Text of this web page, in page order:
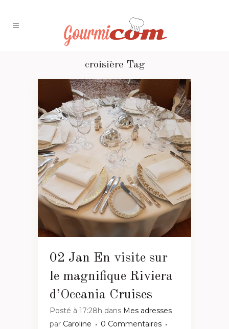
croisière Tag
02 Jan En visite sur
le magnifique Riviera
d’Oceania Cruises
Posté à 17:28h dans Mes adresses
par Caroline
0 Commentaires